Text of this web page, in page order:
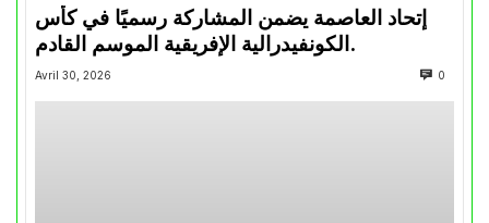
إتحاد العاصمة يضمن المشاركة رسميًا في كأس
الكونفيدرالية الإفريقية الموسم القادم.
Avril 30, 2026 0